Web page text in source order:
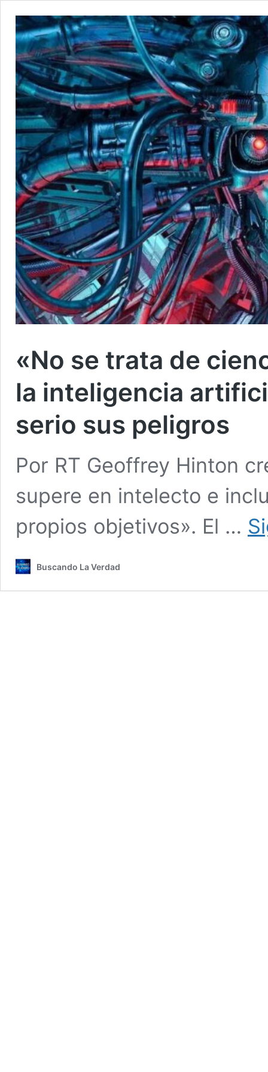
«No se trata de
la inteligencia
serio sus peligros
Por RT Geoffrey Hinton
supere en intelecto e
propios objetivos». El …
Buscando La Verdad